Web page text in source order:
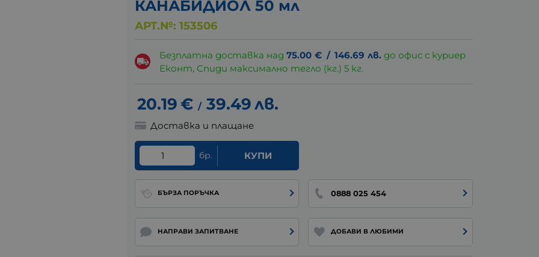
КАНАБИДИОЛ 50 мл
АРТ.№: 153506
Безплатна доставка над75.00 € / 146.69 лв. до офис с куриер
Еконт, Спиди максимално тегло (кг.) 5 кг.
20.19€ / 39.49лв.
Доставка и плащане
бр. КУПИ
БЪРЗА ПОРЪЧКА 0888 025 454
НАПРАВИ ЗАПИТВАНЕ ДОБАВИ В ЛЮБИМИ